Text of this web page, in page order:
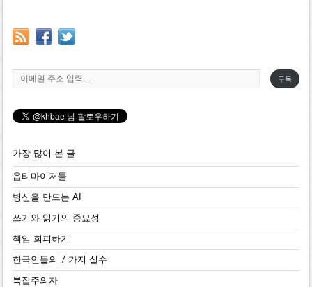
이메일 주소 입력…
구독
가장 많이 본 글
옵티마이저들
병신을 만드는 AI
쓰기와 읽기의 중요성
책임 회피하기
한국인들의 7 가지 실수
복잡주의자